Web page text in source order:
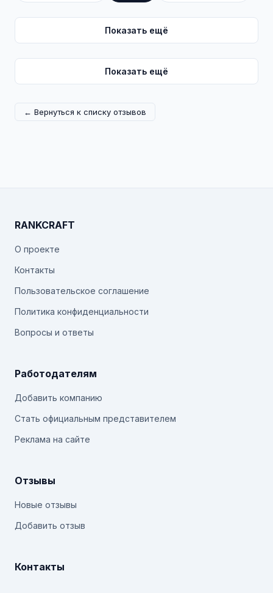
Показать ещё
Показать ещё
← Вернуться к списку отзывов
RANKCRAFT
О проекте
Контакты
Пользовательское соглашение
Политика конфиденциальности
Вопросы и ответы
Работодателям
Добавить компанию
Стать официальным представителем
Реклама на сайте
Отзывы
Новые отзывы
Добавить отзыв
Контакты